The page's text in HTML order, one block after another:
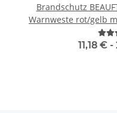
Brandschutz
Warnweste rot/gelb
11,18 € -